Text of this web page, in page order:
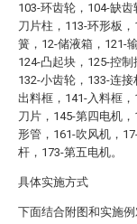
103-环齿轮，104-缺
刀片柱，113-环形板
簧，12-储液箱，121-
124-凸起块，125-控
132-小齿轮，133-连
出料框，141-入料框
刀片，145-第四电机
形管，161-吹风机，
杆，173-第五电机。
具体实施方式
下面结合附图和实施例